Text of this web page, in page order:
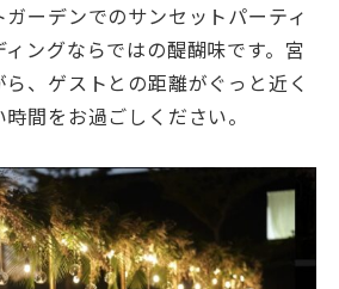
ーデンでのサンセットパーティ
ングならではの醍醐味です。宮
、ゲストとの距離がぐっと近く
間をお過ごしください。